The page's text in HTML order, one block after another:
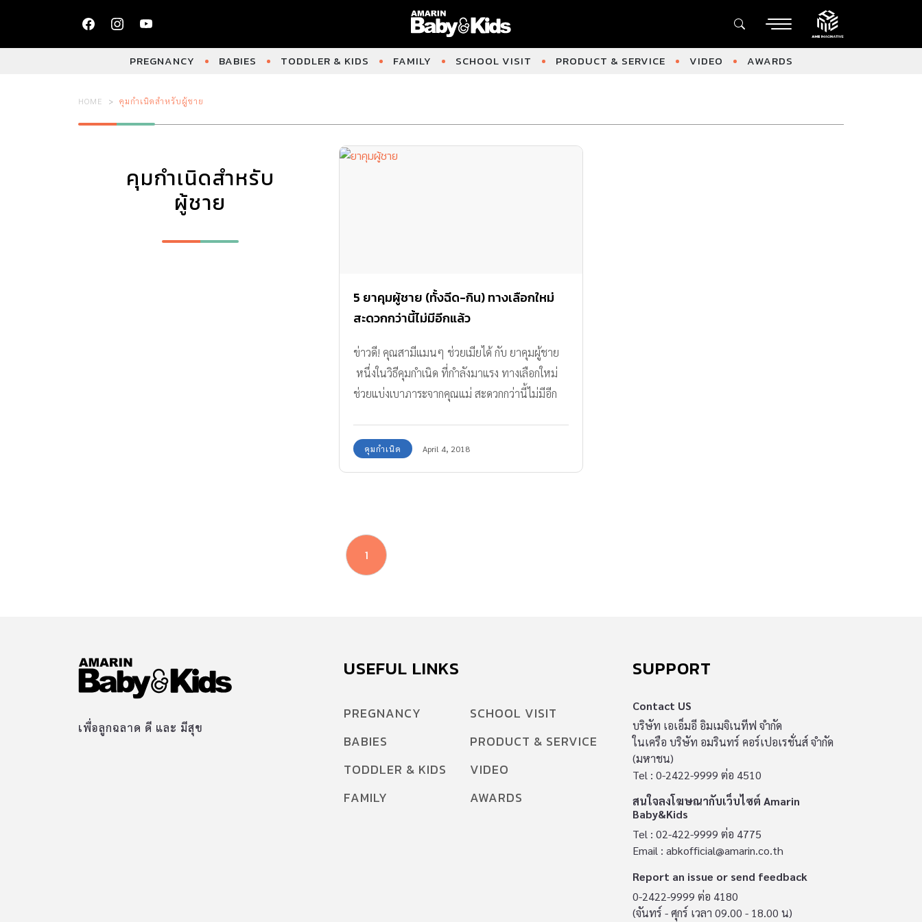
PREGNANCY BABIES TODDLER & KIDS FAMILY SCHOOL VISIT PRODUCT & SERVICE VIDEO AWARDS
HOME คุมกำเนิดสำหรับผู้ชาย
คุมกำเนิดสำหรับ
ผู้ชาย
5 ยาคุมผู้ชาย (ทั้งฉีด-กิน) ทางเลือกใหม่
สะดวกกว่านี้ไม่มีอีกแล้ว
ข่าวดี! คุณสามีแมนๆ ช่วยเมียได้ กับ ยาคุมผู้ชาย
หนึ่งในวิธีคุมกำเนิด ที่กำลังมาแรง ทางเลือกใหม่
ช่วยแบ่งเบาภาระจากคุณแม่ สะดวกกว่านี้ไม่มีอีก
คุมกำเนิด April 4, 2018
1
เพื่อลูกฉลาด ดี และ มีสุข
USEFUL LINKS
PREGNANCY
BABIES
TODDLER & KIDS
FAMILY
SCHOOL VISIT
PRODUCT & SERVICE
VIDEO
AWARDS
SUPPORT
Contact US
บริษัท เอเอ็มอี อิมเมจิเนทีฟ จำกัด
ในเครือ บริษัท อมรินทร์ คอร์เปอเรชั่นส์ จำกัด
(มหาชน)
Tel : 0-2422-9999 ต่อ 4510
สนใจลงโฆษณากับเว็บไซต์ Amarin
Baby&Kids
Tel : 02-422-9999 ต่อ 4775
Email : abkofficial@amarin.co.th
Report an issue or send feedback
0-2422-9999 ต่อ 4180
(จันทร์ - ศุกร์ เวลา 09.00 - 18.00 น)